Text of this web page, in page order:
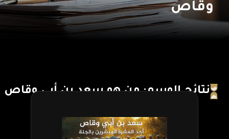
وقاص
نتائج الوسم: من هو سعد بن أبي وقاص